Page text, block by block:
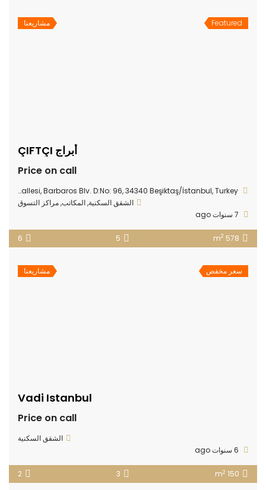
Featured مشاريعنا
أبراج ÇIFTÇI
Price on call
Nisbetiye Mahallesi, Barbaros Blv. D:No: 96, 34340 Beşiktaş/İstanbul, Turkey
الشقق السكنية,المكاتب,مراكز التسوق
578 m
2
5
6
سعر مخفض مشاريعنا
Vadi Istanbul
Price on call
الشقق السكنية
150 m
2
3
2